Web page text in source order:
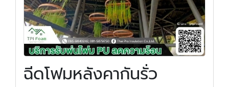
ฉีดโฟมหลังคากันรั่ว